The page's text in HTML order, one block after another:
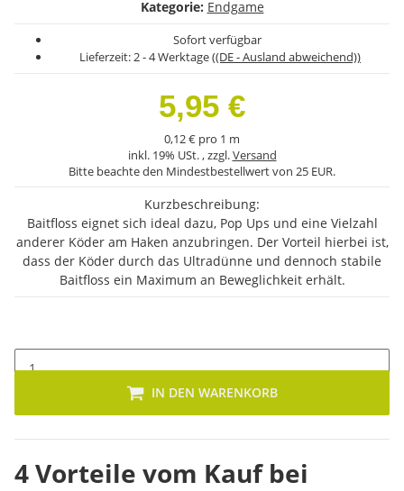
Kategorie: Endgame
Sofort verfügbar
Lieferzeit:2 - 4 Werktage((DE - Ausland abweichend))
5,95 €
0,12 € pro 1 m
inkl. 19% USt. , zzgl.Versand
Bitte beachte den Mindestbestellwert von 25 EUR.
Kurzbeschreibung:
Baitfloss eignet sich ideal dazu, Pop Ups und eine Vielzahl
anderer Köder am Haken anzubringen. Der Vorteil hierbei ist,
dass der Köder durch das Ultradünne und dennoch stabile
Baitfloss ein Maximum an Beweglichkeit erhält.
IN DEN WARENKORB
4 Vorteile vom Kauf bei